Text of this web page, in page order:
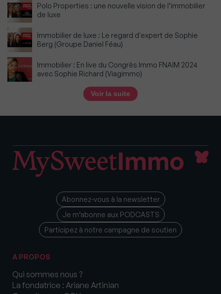
Polo Properties : une nouvelle vision de l’immobilier
de luxe
Immobilier de luxe : Le regard d'expert de Sophie
Berg (Groupe Daniel Féau)
Immobilier : En live du Congrès Immo FNAIM 2024
avec Sophie Richard (Viagimmo)
Voir la suite
Abonnez-vous à la newsletter
Je m’abonne aux PODCASTS
Participez à notre campagne de soutien
A PROPOS
Qui sommes nous ?
La fondatrice : Ariane Artinian